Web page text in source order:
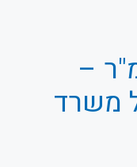
–
משרד